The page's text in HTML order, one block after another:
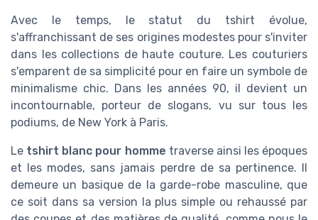
Avec le temps, le statut du tshirt évolue,
s'affranchissant de ses origines modestes pour s'inviter
dans les collections de haute couture. Les couturiers
s'emparent de sa simplicité pour en faire un symbole de
minimalisme chic. Dans les années 90, il devient un
incontournable, porteur de slogans, vu sur tous les
podiums, de New York à Paris.
Le tshirt blanc pour homme traverse ainsi les époques
et les modes, sans jamais perdre de sa pertinence. Il
demeure un basique de la garde-robe masculine, que
ce soit dans sa version la plus simple ou rehaussé par